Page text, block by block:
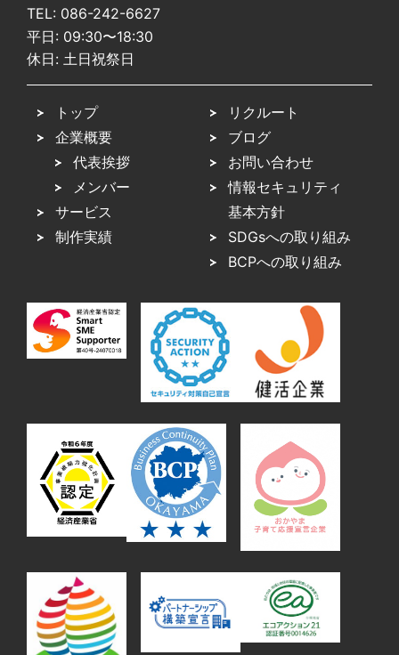
TEL: 086-242-6627
平日: 09:30〜18:30
休日: 土日祝祭日
トップ
企業概要
代表挨拶
メンバー
サービス
制作実績
リクルート
ブログ
お問い合わせ
情報セキュリティ
基本方針
SDGsへの取り組み
BCPへの取り組み